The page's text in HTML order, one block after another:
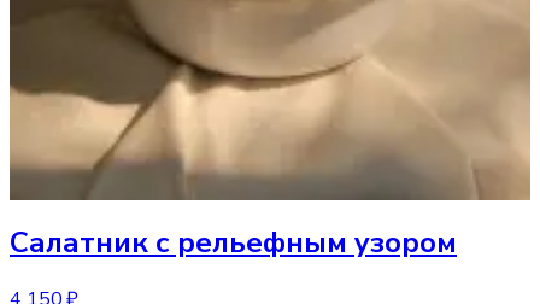
Салатник с рельефным узором